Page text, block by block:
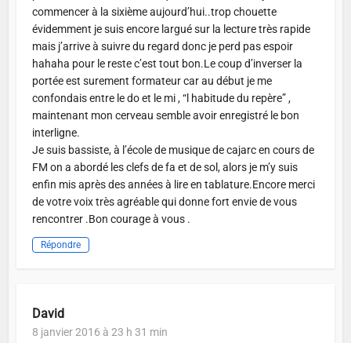
commencer à la sixième aujourd’hui..trop chouette
évidemment je suis encore largué sur la lecture très rapide
mais j’arrive à suivre du regard donc je perd pas espoir
hahaha pour le reste c’est tout bon.Le coup d’inverser la
portée est surement formateur car au début je me
confondais entre le do et le mi , “l habitude du repère” ,
maintenant mon cerveau semble avoir enregistré le bon
interligne.
Je suis bassiste, à l’école de musique de cajarc en cours de
FM on a abordé les clefs de fa et de sol, alors je m’y suis
enfin mis après des années à lire en tablature.Encore merci
de votre voix très agréable qui donne fort envie de vous
rencontrer .Bon courage à vous .
Répondre
David
8 janvier 2016 à 23 h 31 min